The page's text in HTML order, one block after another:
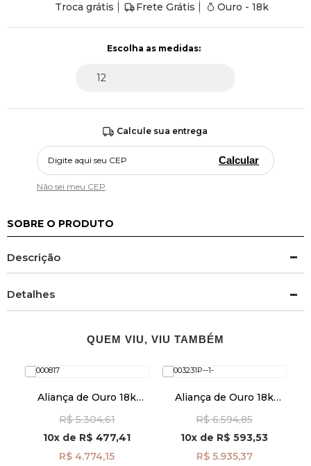
Troca grátis Frete Grátis Ouro - 18k
Calcule sua entrega
Calcular
Não sei meu CEP
SOBRE O PRODUTO
Descrição
Detalhes
QUEM VIU, VIU TAMBÉM
Aliança de Ouro 18k
4,0mm Masculina
al40003
R$ 5.304,61
10x de R$ 477,41
R$ 4.774,15
Aliança de Ouro 18k
masculina al40025
R$ 6.594,85
10x de R$ 593,53
R$ 5.935,37